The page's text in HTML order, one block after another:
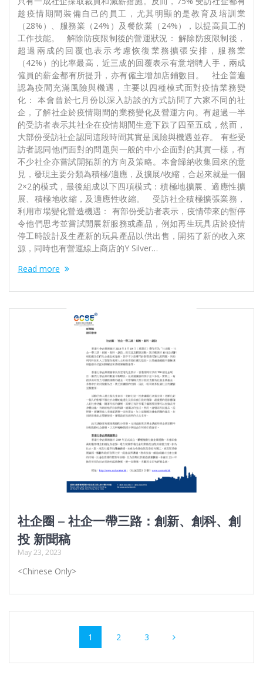
趁疫情期間裝備自己的員工，尤其明顯的是教育及培訓業
（28%）、服務業（24%）及餐飲業（24%），以提高員工的
工作技能。 解除防疫限制後的營運狀況： 解除防疫限制後，
超過兩成的回覆也表示考慮恢復業務擴張安排，服務業
（42%）的比率最高，近三成的回覆表示有意增聘人手，兩成
僱員的薪金都有所提升，亦有僱主增加店鋪數目。 社企普遍
認為疫間充滿風險與機遇，主要以四種模式面對疫情業務變
化： 本會曾於七月份以深入訪談的方式訪問了六家不同的社
企，了解社企於疫情期間的業務變化及營運方向。有超過一半
的受訪者表示其社企在疫情期間生意下跌了四至五成，然而，
大部份受訪社企認同這段時間其實是風險與機遇並存。 有些受
訪者認同他們面對的問題與一般的中小企面對的其實一樣，有
不少社企亦嘗試開拓新的方向及策略。本會歸納收集回來的意
見，發現主要分類為積極/適應，及擴展/收縮，合起來就是一個
2×2的模式，最後組成以下四項模式：積極地擴展、適應性擴
展、積極地收縮，及適應性收縮。 受訪社企積極擴張業務，
利用市場變化營造機遇： 有部份受訪者表示，疫情帶來的暫停
令他們思考並嘗試開展新服務或產品，例如再生玩具店於疫情
停工時設計及生產新的玩具產品以供出售，開拓了新的收入來
源，同時也有營運線上商店的Y Silver…
Read more
社企圈 – 社企一帶三路：創新、創科、創
投 新聞稿
May 23, 2023
<Chinese Only>
navigation
Page
1 Page
2 Page
3